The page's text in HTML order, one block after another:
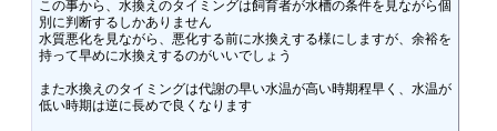
この事から、水換えのタイミングは飼育者が水槽の条件を見ながら個
別に判断するしかありません
水質悪化を見ながら、悪化する前に水換えする様にしますが、余裕を
持って早めに水換えするのがいいでしょう
また水換えのタイミングは代謝の早い水温が高い時期程早く、水温が
低い時期は逆に長めで良くなります